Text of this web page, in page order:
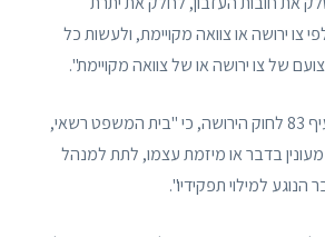
צו ירושה או צוואה מקויימת, ולעשות כל
של צו ירושה או של צוואה מקויימת".
מלבד זאת, מורה סעיף 83 לחוק הירושה, כי "בית המשפט רשאי,
בדבר או מיזמת עצמו, לתת למנהל
הנוגע למילוי תפקידיו".